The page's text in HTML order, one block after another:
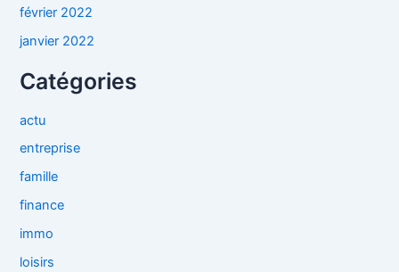
février 2022
janvier 2022
Catégories
actu
entreprise
famille
finance
immo
loisirs